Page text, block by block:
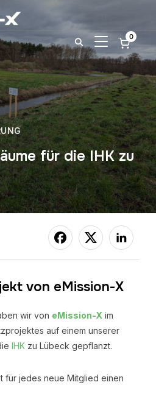
0
für die IHK zu
von eMission-X
wir von eMission-X im
auf einem unserer
IHKzu Lübeck gepflanzt.
für jedes neue Mitglied einen